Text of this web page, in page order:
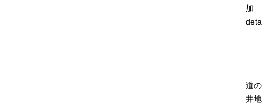
加
道
井